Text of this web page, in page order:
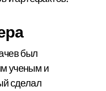
был
ученым и
сделал